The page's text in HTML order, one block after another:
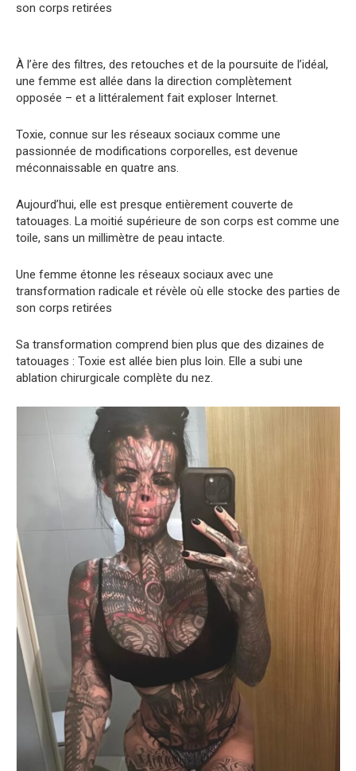
son corps retirées
À l’ère des filtres, des retouches et de la poursuite de l’idéal,
une femme est allée dans la direction complètement
opposée – et a littéralement fait exploser Internet.
Toxie, connue sur les réseaux sociaux comme une
passionnée de modifications corporelles, est devenue
méconnaissable en quatre ans.
Aujourd’hui, elle est presque entièrement couverte de
tatouages. La moitié supérieure de son corps est comme une
toile, sans un millimètre de peau intacte.
Une femme étonne les réseaux sociaux avec une
transformation radicale et révèle où elle stocke des parties de
son corps retirées
Sa transformation comprend bien plus que des dizaines de
tatouages ​​: Toxie est allée bien plus loin. Elle a subi une
ablation chirurgicale complète du nez.